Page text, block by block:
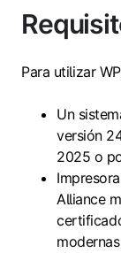
Para utilizar
Un
versión
2025 o
Alliance